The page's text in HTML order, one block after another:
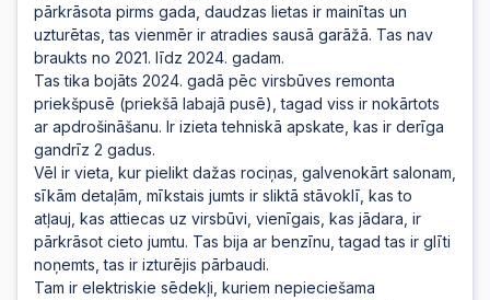
pārkrāsota pirms gada, daudzas lietas ir mainītas un
uzturētas, tas vienmēr ir atradies sausā garāžā. Tas nav
braukts no 2021. līdz 2024. gadam.
Tas tika bojāts 2024. gadā pēc virsbūves remonta
priekšpusē (priekšā labajā pusē), tagad viss ir nokārtots
ar apdrošināšanu. Ir izieta tehniskā apskate, kas ir derīga
gandrīz 2 gadus.
Vēl ir vieta, kur pielikt dažas rociņas, galvenokārt salonam,
sīkām detaļām, mīkstais jumts ir sliktā stāvoklī, kas to
atļauj, kas attiecas uz virsbūvi, vienīgais, kas jādara, ir
pārkrāsot cieto jumtu. Tas bija ar benzīnu, tagad tas ir glīti
noņemts, tas ir izturējis pārbaudi.
Tam ir elektriskie sēdekļi, kuriem nepieciešama